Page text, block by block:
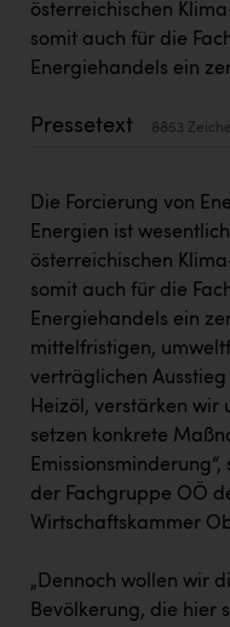
INTERSPORT Austria
Jesolo
Jane Goodall Institute
Karin Liedl
KEBA
KIWI Kinderwunsch
KLIPP Frisör
Kleider Bauer
Kremsmüller
Maximarkt
Oldtimer Raststationen
Österreichischer
Orlen
österreichischen
somit auch für die
Energiehandels ein
Pressetext 8853
Die Forcierung von
Energien ist
österreichischen
somit auch für die
Energiehandels ein
mittelfristigen,
verträglichen
Heizöl, verstärken wir
setzen konkrete
der Fachgruppe OÖ
Wirtschaftskammer
„Dennoch wollen wir
Bevölkerung, die hier